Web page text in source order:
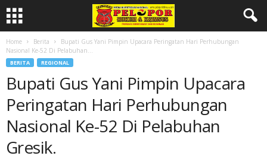
Home Berita
Bupati Gus Yani Pimpin Upacara Peringatan Hari Perhubungan
Nasional Ke-52 Di Pelabuhan...
BERITA REGIONAL
Bupati Gus Yani Pimpin Upacara
Peringatan Hari Perhubungan
Nasional Ke-52 Di Pelabuhan
Gresik.